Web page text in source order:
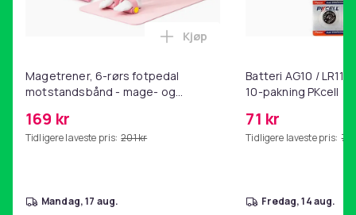
Magetrener, 6-rørs fotpedal
motstandsbånd - mage- og
hjemmegymnastikk Pink
169 kr
Tidligere laveste pris: 201 kr
Legg Magetrener, 6-rørs
Kjøp
mandag, 17 aug.
Batteri AG10 /
10-pakning PKcell
71 kr
Tidligere laveste pris: 76
fredag, 14 aug.